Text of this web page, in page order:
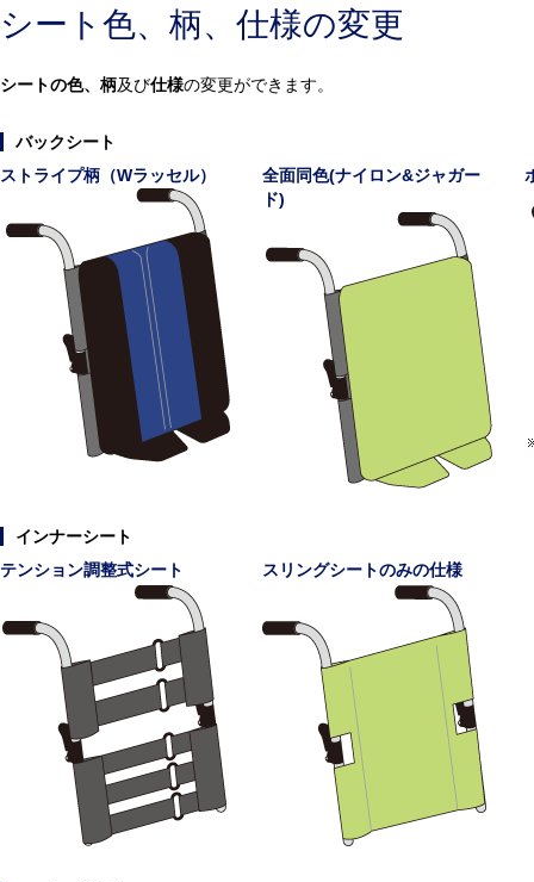
シート色、柄、仕様の変更
シートの色、柄及び仕様の変更ができます。
バックシート
ストライプ柄（Wラッセル）
全面同色(ナイロン&ジャガー
ド)
インナーシート
テンション調整式シート
スリングシートのみの仕様